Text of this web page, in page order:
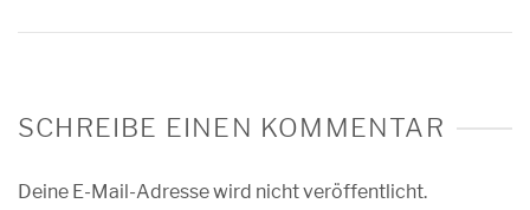
SCHREIBE EINEN KOMMENTAR
Deine E-Mail-Adresse wird nicht veröffentlicht.